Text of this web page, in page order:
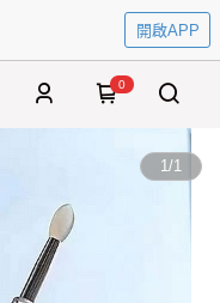
開啟APP
0
1/1